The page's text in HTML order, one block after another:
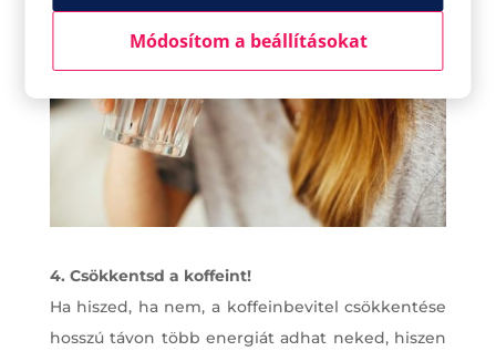
4. Csökkentsd a koffeint!
Ha hiszed, ha nem, a koffeinbevitel csökkentése
hosszú távon több energiát adhat neked, hiszen
Módosítom a beállításokat